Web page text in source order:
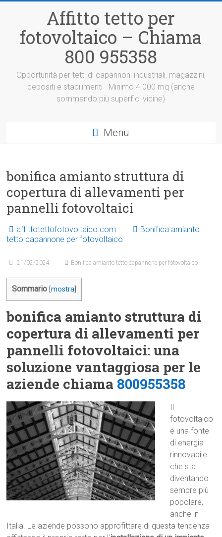
Affitto tetto per
fotovoltaico – Chiama
800 955358
Opportunità per tetti di capannoni industriali, magazzini,
depositi e stabilimenti · Minimo 4.000 mq (anche
sommando più superfici vicine)
Menu
bonifica amianto struttura di
copertura di allevamenti per
pannelli fotovoltaici
affittotettofotovoltaico.com
Bonifica amianto
tetto capannone per fotovoltaico
21/02/2024 Bonifica amianto tetto capannone per fotovoltaico
Sommario [mostra
bonifica amianto struttura di
copertura di allevamenti per
pannelli fotovoltaici: una
soluzione vantaggiosa per le
aziende chiama 800955358
fotovoltaico
è una fonte
di energia
rinnovabile
che sta
diventando
sempre più
popolare,
anche in
Italia. Le aziende possono approfittare di questa tendenza